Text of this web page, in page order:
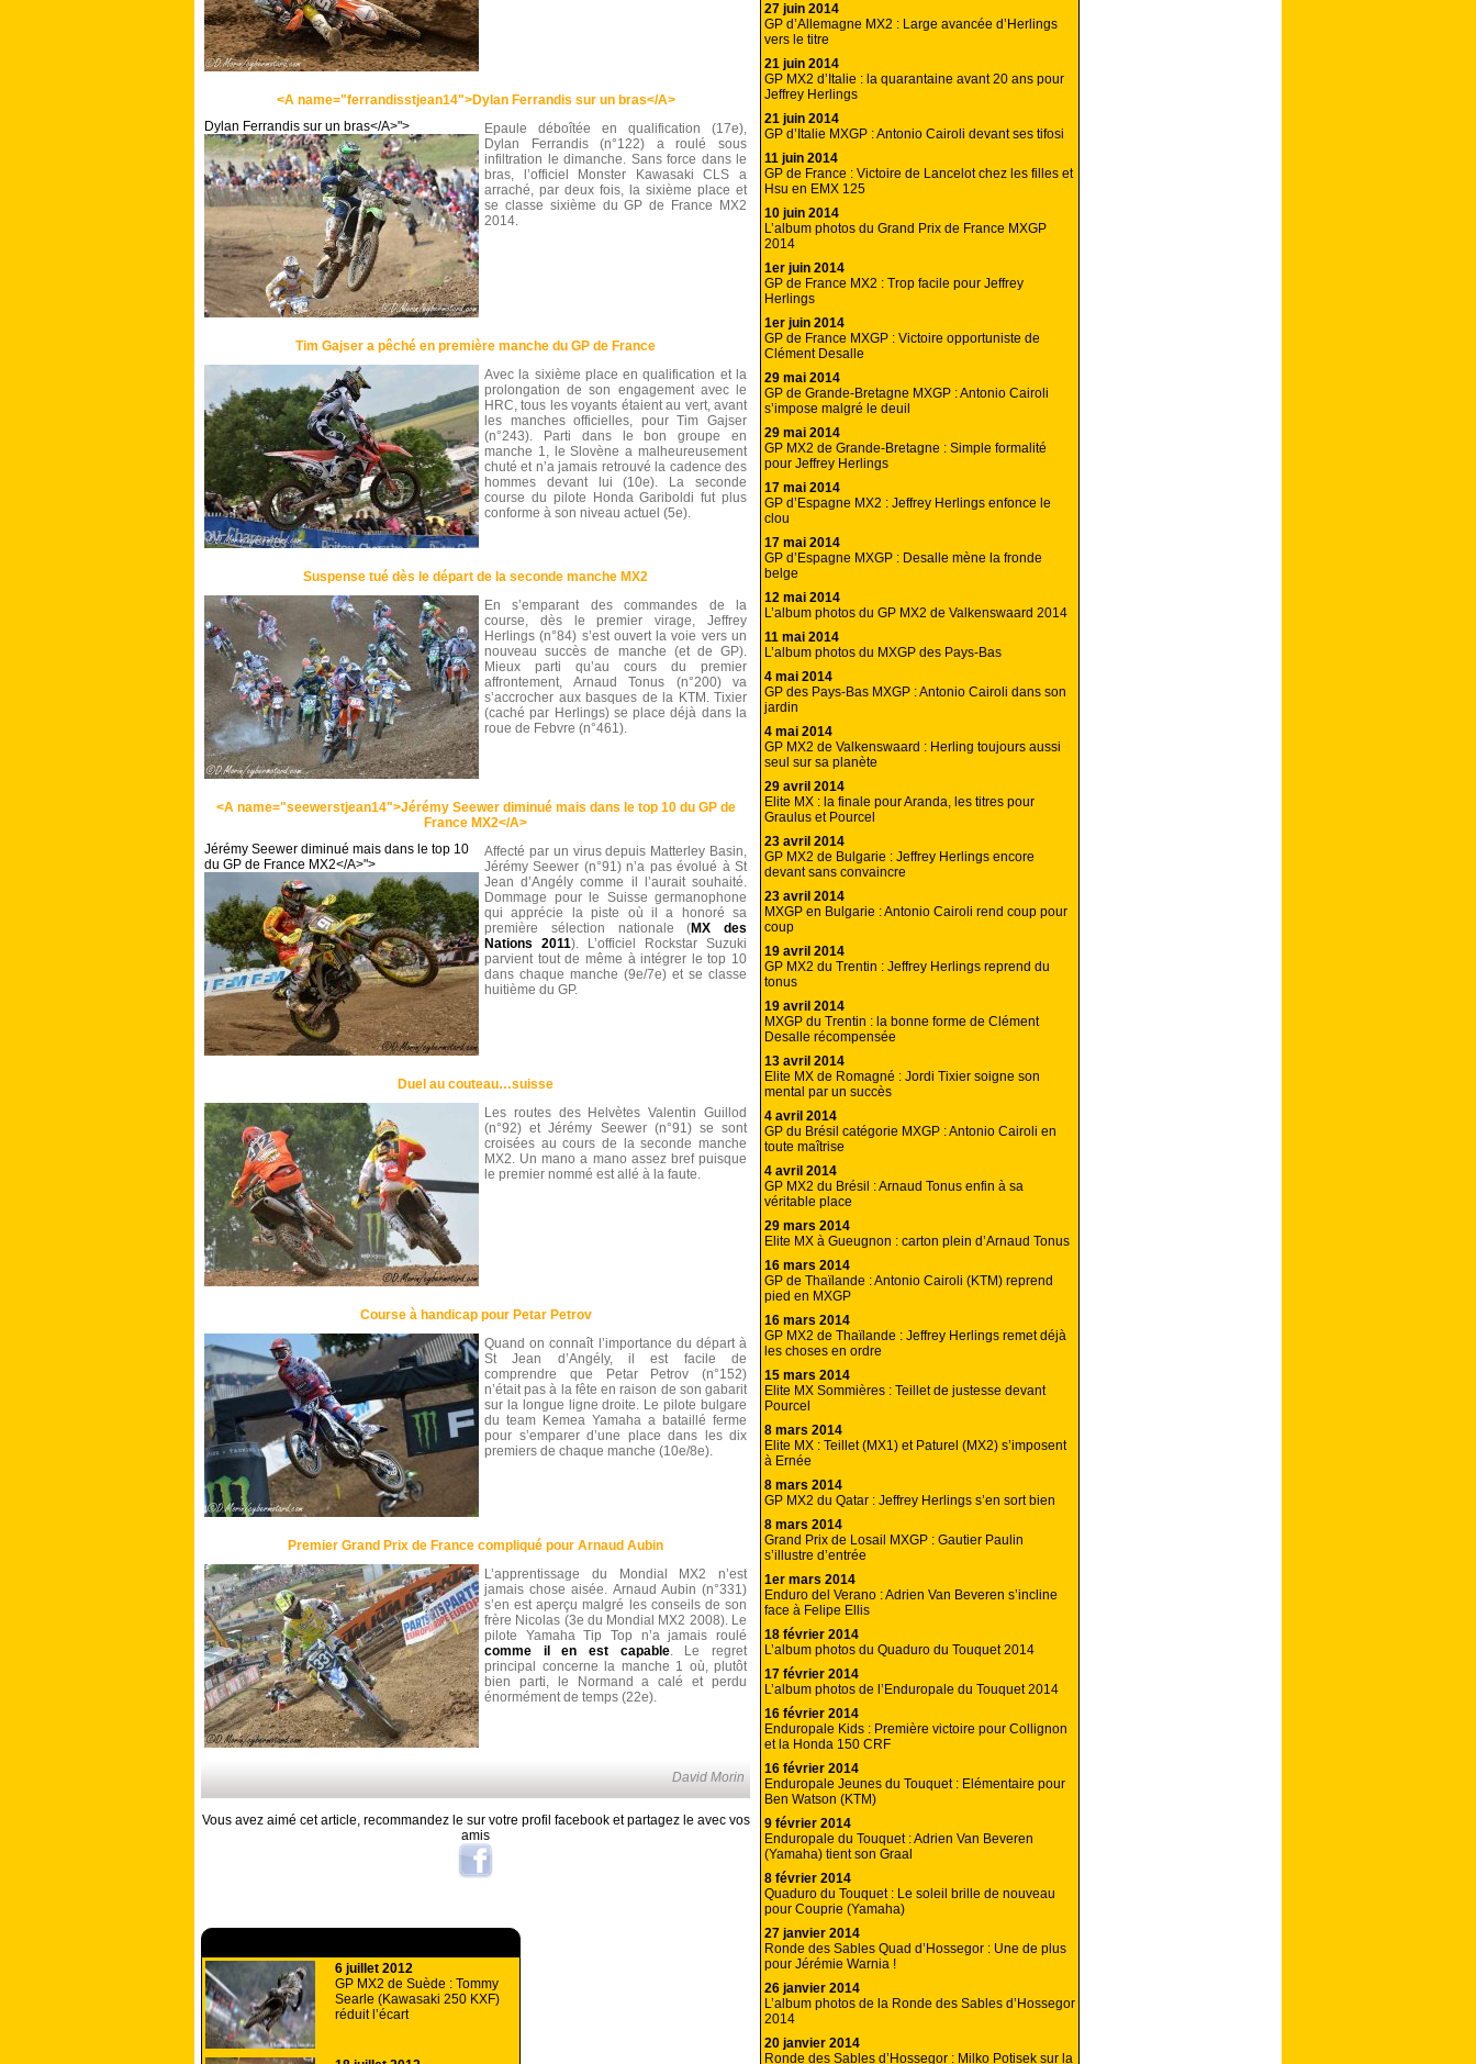
<A name="ferrandisstjean14">Dylan Ferrandis sur un bras</A>
Dylan Ferrandis sur un bras</A>">
Epaule déboîtée en qualification (17e),
Dylan Ferrandis (n°122) a roulé sous
infiltration le dimanche. Sans force dans le
bras, l’officiel Monster Kawasaki CLS a
arraché, par deux fois, la sixième place et
se classe sixième du GP de France MX2
2014.
Tim Gajser a pêché en première manche du GP de France
Avec la sixième place en qualification et la
prolongation de son engagement avec le
HRC, tous les voyants étaient au vert, avant
les manches officielles, pour Tim Gajser
(n°243). Parti dans le bon groupe en
manche 1, le Slovène a malheureusement
chuté et n’a jamais retrouvé la cadence des
hommes devant lui (10e). La seconde
course du pilote Honda Gariboldi fut plus
conforme à son niveau actuel (5e).
Suspense tué dès le départ de la seconde manche MX2
En s’emparant des commandes de la
course, dès le premier virage, Jeffrey
Herlings (n°84) s’est ouvert la voie vers un
nouveau succès de manche (et de GP).
Mieux parti qu’au cours du premier
affrontement, Arnaud Tonus (n°200) va
s’accrocher aux basques de la KTM. Tixier
(caché par Herlings) se place déjà dans la
roue de Febvre (n°461).
<A name="seewerstjean14">Jérémy Seewer diminué mais dans le top 10 du GP de
France MX2</A>
Jérémy Seewer diminué mais dans le top 10
du GP de France MX2</A>">
Affecté par un virus depuis Matterley Basin,
Jérémy Seewer (n°91) n’a pas évolué à St
Jean d’Angély comme il l’aurait souhaité.
Dommage pour le Suisse germanophone
qui apprécie la piste où il a honoré sa
première sélection nationale (MX des
Nations 2011). L’officiel Rockstar Suzuki
parvient tout de même à intégrer le top 10
dans chaque manche (9e/7e) et se classe
huitième du GP.
Duel au couteau…suisse
Les routes des Helvètes Valentin Guillod
(n°92) et Jérémy Seewer (n°91) se sont
croisées au cours de la seconde manche
MX2. Un mano a mano assez bref puisque
le premier nommé est allé à la faute.
Course à handicap pour Petar Petrov
Quand on connaît l’importance du départ à
St Jean d’Angély, il est facile de
comprendre que Petar Petrov (n°152)
n’était pas à la fête en raison de son gabarit
sur la longue ligne droite. Le pilote bulgare
du team Kemea Yamaha a bataillé ferme
pour s’emparer d’une place dans les dix
premiers de chaque manche (10e/8e).
Premier Grand Prix de France compliqué pour Arnaud Aubin
L’apprentissage du Mondial MX2 n’est
jamais chose aisée. Arnaud Aubin (n°331)
s’en est aperçu malgré les conseils de son
frère Nicolas (3e du Mondial MX2 2008). Le
pilote Yamaha Tip Top n’a jamais roulé
comme il en est capable. Le regret
principal concerne la manche 1 où, plutôt
bien parti, le Normand a calé et perdu
énormément de temps (22e).
David Morin
Vous avez aimé cet article, recommandez le sur votre profil facebook et partagez le avec vos
amis
6 juillet 2012
GP MX2 de Suède : Tommy
Searle (Kawasaki 250 KXF)
réduit l’écart
27 juin 2014
GP d’Allemagne MX2 : Large avancée d’Herlings
vers le titre
21 juin 2014
GP MX2 d’Italie : la quarantaine avant 20 ans pour
Jeffrey Herlings
21 juin 2014
GP d’Italie MXGP : Antonio Cairoli devant ses tifosi
11 juin 2014
GP de France : Victoire de Lancelot chez les filles et
Hsu en EMX 125
10 juin 2014
L’album photos du Grand Prix de France MXGP
2014
1er juin 2014
GP de France MX2 : Trop facile pour Jeffrey
Herlings
1er juin 2014
GP de France MXGP : Victoire opportuniste de
Clément Desalle
29 mai 2014
GP de Grande-Bretagne MXGP : Antonio Cairoli
s’impose malgré le deuil
29 mai 2014
GP MX2 de Grande-Bretagne : Simple formalité
pour Jeffrey Herlings
17 mai 2014
GP d’Espagne MX2 : Jeffrey Herlings enfonce le
clou
17 mai 2014
GP d’Espagne MXGP : Desalle mène la fronde
belge
12 mai 2014
L’album photos du GP MX2 de Valkenswaard 2014
11 mai 2014
L’album photos du MXGP des Pays-Bas
4 mai 2014
GP des Pays-Bas MXGP : Antonio Cairoli dans son
jardin
4 mai 2014
GP MX2 de Valkenswaard : Herling toujours aussi
seul sur sa planète
29 avril 2014
Elite MX : la finale pour Aranda, les titres pour
Graulus et Pourcel
23 avril 2014
GP MX2 de Bulgarie : Jeffrey Herlings encore
devant sans convaincre
23 avril 2014
MXGP en Bulgarie : Antonio Cairoli rend coup pour
coup
19 avril 2014
GP MX2 du Trentin : Jeffrey Herlings reprend du
tonus
19 avril 2014
MXGP du Trentin : la bonne forme de Clément
Desalle récompensée
13 avril 2014
Elite MX de Romagné : Jordi Tixier soigne son
mental par un succès
4 avril 2014
GP du Brésil catégorie MXGP : Antonio Cairoli en
toute maîtrise
4 avril 2014
GP MX2 du Brésil : Arnaud Tonus enfin à sa
véritable place
29 mars 2014
Elite MX à Gueugnon : carton plein d’Arnaud Tonus
16 mars 2014
GP de Thaïlande : Antonio Cairoli (KTM) reprend
pied en MXGP
16 mars 2014
GP MX2 de Thaïlande : Jeffrey Herlings remet déjà
les choses en ordre
15 mars 2014
Elite MX Sommières : Teillet de justesse devant
Pourcel
8 mars 2014
Elite MX : Teillet (MX1) et Paturel (MX2) s’imposent
à Ernée
8 mars 2014
GP MX2 du Qatar : Jeffrey Herlings s’en sort bien
8 mars 2014
Grand Prix de Losail MXGP : Gautier Paulin
s’illustre d’entrée
1er mars 2014
Enduro del Verano : Adrien Van Beveren s’incline
face à Felipe Ellis
18 février 2014
L’album photos du Quaduro du Touquet 2014
17 février 2014
L’album photos de l’Enduropale du Touquet 2014
16 février 2014
Enduropale Kids : Première victoire pour Collignon
et la Honda 150 CRF
16 février 2014
Enduropale Jeunes du Touquet : Elémentaire pour
Ben Watson (KTM)
9 février 2014
Enduropale du Touquet : Adrien Van Beveren
(Yamaha) tient son Graal
8 février 2014
Quaduro du Touquet : Le soleil brille de nouveau
pour Couprie (Yamaha)
27 janvier 2014
Ronde des Sables Quad d’Hossegor : Une de plus
pour Jérémie Warnia !
26 janvier 2014
L’album photos de la Ronde des Sables d’Hossegor
2014
20 janvier 2014
Ronde des Sables d’Hossegor : Milko Potisek sur la